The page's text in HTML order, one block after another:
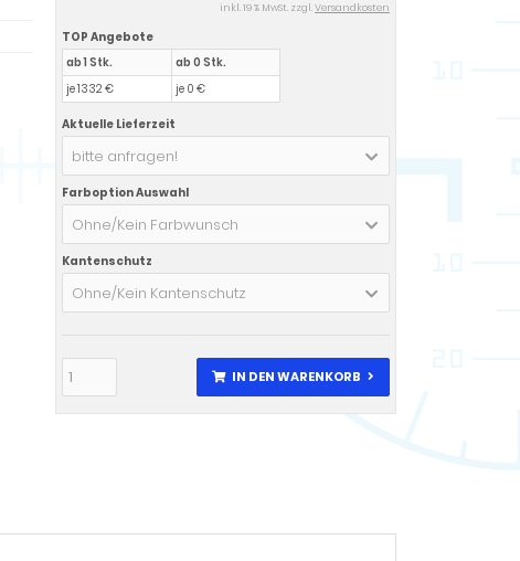
inkl. 19 % MwSt. zzgl.Versandkosten
TOP Angebote
ab 1 Stk.
je 1332 €
ab 0 Stk.
je 0 €
Aktuelle Lieferzeit
bitte anfragen!
Farboption Auswahl
Ohne/Kein Farbwunsch
Kantenschutz
Ohne/Kein Kantenschutz
IN DEN WARENKORB